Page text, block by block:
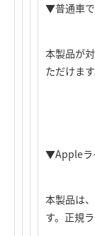
▼普通車で
本製品が
ただけます
▼Appleラ
本製品は
す。正規